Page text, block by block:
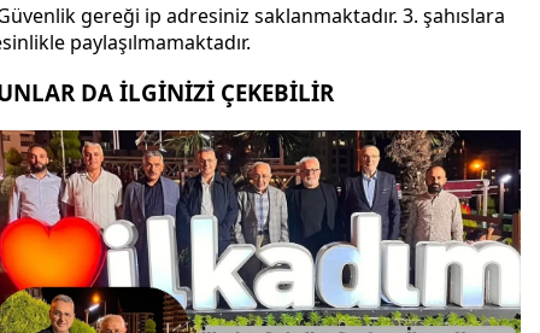
gereği ip adresiniz saklanmaktadır. 3. şahıslara
paylaşılmamaktadır.
DA İLGİNİZİ ÇEKEBİLİR